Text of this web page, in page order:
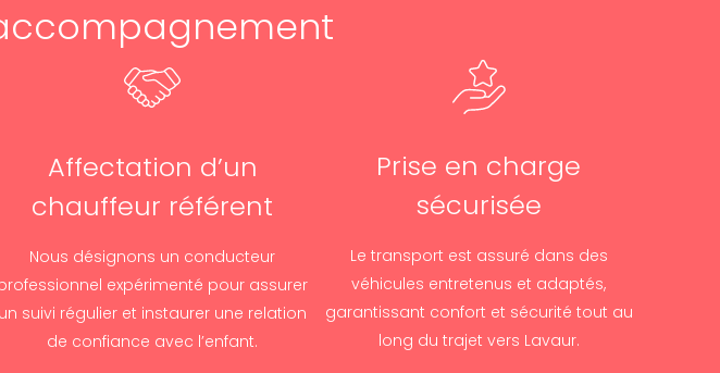
Affectation d’un
chauffeur référent
Nous désignons un conducteur
expérimenté pour assurer
un suivi régulier et instaurer une relation
de confiance avec l’enfant.
Prise en charge
sécurisée
Le transport est assuré dans des
véhicules entretenus et adaptés,
garantissant confort et sécurité tout au
long du trajet vers Lavaur.